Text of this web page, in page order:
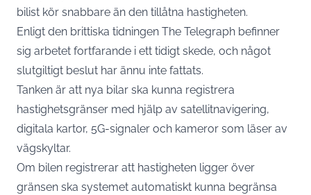
bilist kör snabbare än den tillåtna hastigheten.
Enligt den brittiska tidningen The Telegraph befinner
sig arbetet fortfarande i ett tidigt skede, och något
slutgiltigt beslut har ännu inte fattats.
Tanken är att nya bilar ska kunna registrera
hastighetsgränser med hjälp av satellitnavigering,
digitala kartor, 5G-signaler och kameror som läser av
vägskyltar.
Om bilen registrerar att hastigheten ligger över
gränsen ska systemet automatiskt kunna begränsa